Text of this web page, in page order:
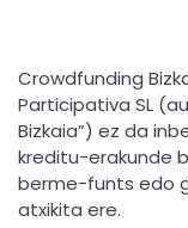
Crowdfunding
Participativa SL
Bizkaia”) ez da
kreditu-erakunde
berme-funts edo
atxikita ere.